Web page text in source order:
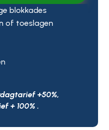
blokkades
of toeslagen
+50%,
+ 100% .